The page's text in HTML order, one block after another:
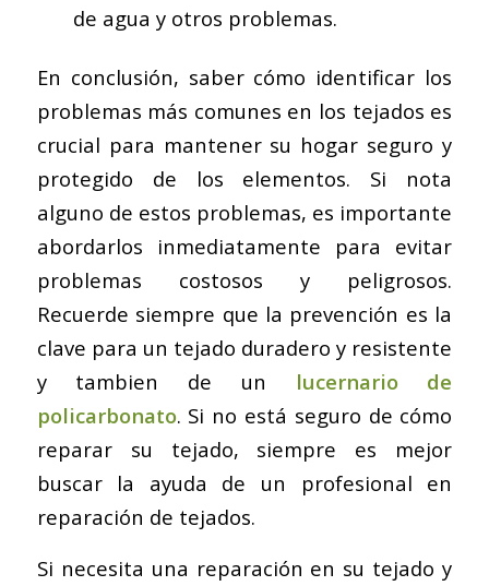
de agua y otros problemas.
En conclusión, saber cómo identificar los
problemas más comunes en los tejados es
crucial para mantener su hogar seguro y
protegido de los elementos. Si nota
alguno de estos problemas, es importante
abordarlos inmediatamente para evitar
problemas costosos y peligrosos.
Recuerde siempre que la prevención es la
clave para un tejado duradero y resistente
y tambien de un lucernario de
policarbonato. Si no está seguro de cómo
reparar su tejado, siempre es mejor
buscar la ayuda de un profesional en
reparación de tejados.
Si necesita una reparación en su tejado y